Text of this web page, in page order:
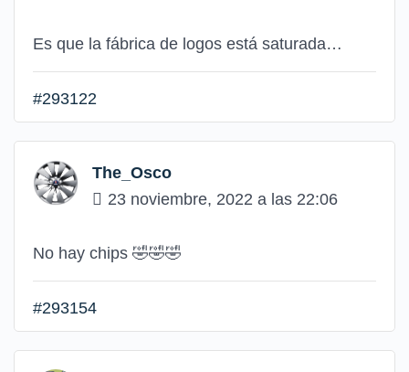
Es que la fábrica de logos está saturada…
#293122
The_Osco
23 noviembre, 2022 a las 22:06
No hay chips 🤣🤣🤣
#293154